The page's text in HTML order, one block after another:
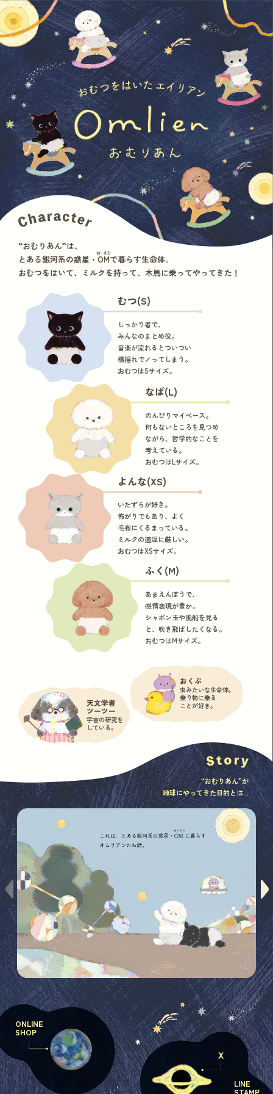
“おむりあん”は、
とある銀河系の惑星・OM
おーえむ
で暮らす生命体。
おむつをはいて、ミルクを持って、木馬に乗ってやってきた！
むつ(S)
しっかり者で、
みんなのまとめ役。
音楽が流れるとついつい
横揺れでノってしまう。
おむつはSサイズ。
よんな(XS)
いたずらが好き。
怖がりでもあり、よく
毛布にくるまっている。
ミルクの適温に厳しい。
おむつはXSサイズ。
なぱ(L)
のんびりマイペース。
何もないところを見つめ
ながら、哲学的なことを
考えている。
おむつはLサイズ。
ふく(M)
あまえんぼうで、
感情表現が豊か。
シャボン玉や風船を見る
と、吹き飛ばしたくなる。
おむつはMサイズ。
天文学者
ツーツー
宇宙の研究を
している。
おくぷ
虫みたいな生命体。
乗り物に乗る
ことが好き。
“おむりあん”が
地球にやってきた目的とは...
ONLINE
SHOP
X
LINE